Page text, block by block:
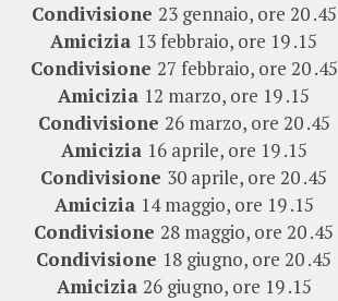
Condivisione 23 gennaio, ore 20 .45
Amicizia 13 febbraio, ore 19 .15
Condivisione 27 febbraio, ore 20 .45
Amicizia 12 marzo, ore 19 .15
Condivisione 26 marzo, ore 20 .45
Amicizia 16 aprile, ore 19 .15
Condivisione 30 aprile, ore 20 .45
Amicizia 14 maggio, ore 19 .15
Condivisione 28 maggio, ore 20 .45
Condivisione 18 giugno, ore 20 .45
Amicizia 26 giugno, ore 19 .15